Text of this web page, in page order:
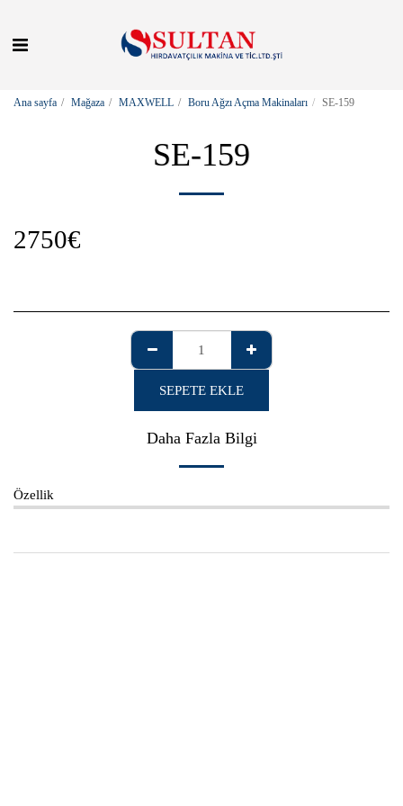
Ana sayfa Mağaza MAXWELL Boru Ağzı Açma Makinaları SE-159
SE-159
2750€
SEPETE EKLE
Daha Fazla Bilgi
Özellik